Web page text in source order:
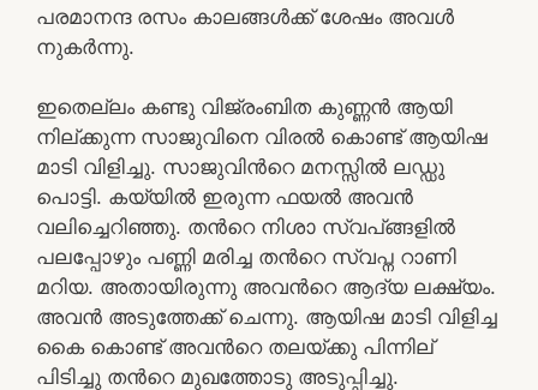
പരമാനന്ദ രസം കാലങ്ങൾക്ക് ശേഷം അവൾ
നുകർന്നു.
ഇതെല്ലം കണ്ടു വിജ്രംബിത കുണ്ണൻ ആയി
നില്ക്കുന്ന സാജുവിനെ വിരൽ കൊണ്ട് ആയിഷ
മാടി വിളിച്ചു. സാജുവിൻറെ മനസ്സിൽ ലഡ്ഡു
പൊട്ടി. കയ്യിൽ ഇരുന്ന ഫയൽ അവൻ
വലിച്ചെറിഞ്ഞു. തൻറെ നിശാ സ്വപ്ങ്ങളിൽ
പലപ്പോഴും പണ്ണി മരിച്ച തൻറെ സ്വപ്ന റാണി
മറിയ. അതായിരുന്നു അവൻറെ ആദ്യ ലക്ഷ്യം.
അവൻ അടുത്തേക്ക് ചെന്നു. ആയിഷ മാടി വിളിച്ച
കൈ കൊണ്ട് അവൻറെ തലയ്ക്കു പിന്നില്
പിടിച്ചു തൻറെ മുഖത്തോടു അടുപ്പിച്ചു.